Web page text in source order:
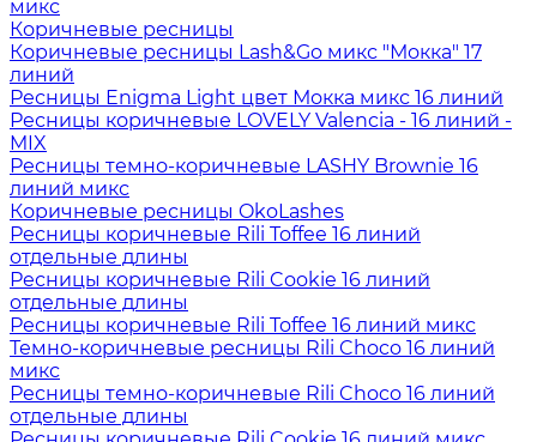
микс
Коричневые ресницы
Коричневые ресницы Lash&Go микс "Мокка" 17
линий
Ресницы Enigma Light цвет Мокка микс 16 линий
Ресницы коричневые LOVELY Valencia - 16 линий -
MIX
Ресницы темно-коричневые LASHY Brownie 16
линий микс
Коричневые ресницы OkoLashes
Ресницы коричневые Rili Toffee 16 линий
отдельные длины
Ресницы коричневые Rili Cookie 16 линий
отдельные длины
Ресницы коричневые Rili Toffee 16 линий микс
Темно-коричневые ресницы Rili Choco 16 линий
микс
Ресницы темно-коричневые Rili Choco 16 линий
отдельные длины